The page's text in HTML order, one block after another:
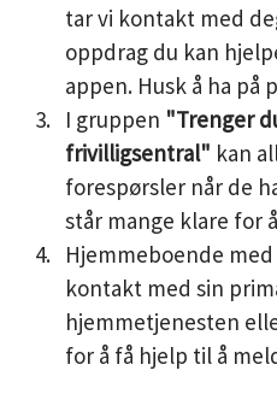
tar vi kontakt med
oppdrag du kan
appen. Husk å ha på
I gruppen "Trenger
frivilligsentral" kan
forespørsler når de
står mange klare for
Hjemmeboende
kontakt med sin
hjemmetjenesten
for å få hjelp til å